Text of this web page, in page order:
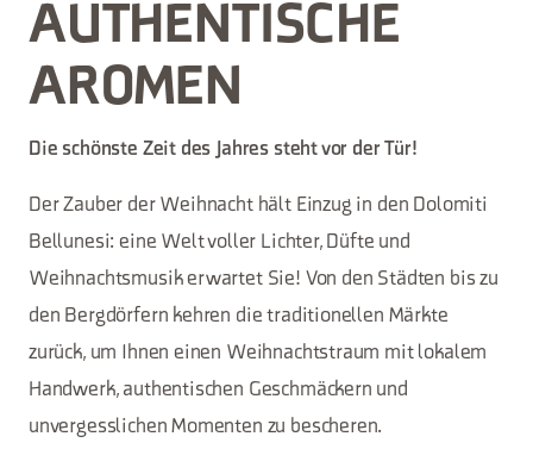
AUTHENTISCHE
AROMEN
Die schönste Zeit des Jahres steht vor der Tür!
Der Zauber der Weihnacht hält Einzug in den Dolomiti
Bellunesi: eine Welt voller Lichter, Düfte und
Weihnachtsmusik erwartet Sie! Von den Städten bis zu
den Bergdörfern kehren die traditionellen Märkte
zurück, um Ihnen einen Weihnachtstraum mit lokalem
Handwerk, authentischen Geschmäckern und
unvergesslichen Momenten zu bescheren.